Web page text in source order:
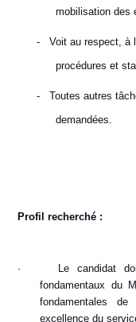
mobilisation des
-
Voit au respect, à
procédures et
-
Toutes autres
demandées.
Profil recherché :
·
Le candidat
fondamentaux du
fondamentales
excellence du